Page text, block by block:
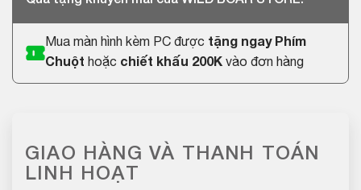
Mua màn hình kèm PC được tặng ngay Phím
Chuột hoặc chiết khấu 200K vào đơn hàng
GIAO HÀNG VÀ THANH TOÁN
LINH HOẠT